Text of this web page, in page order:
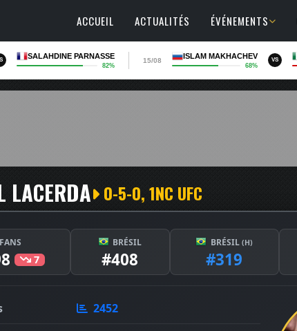
ACCUEIL ACTUALITÉS ÉVÉNEMENTS
SALAHDINE PARNASSE
82%
15/08
ISLAM MAKHACHEV
68%
VS
LACERDA 0-5-0, 1NC UFC
FANS
7
BRÉSIL
#408
BRÉSIL(H)
#319
2452